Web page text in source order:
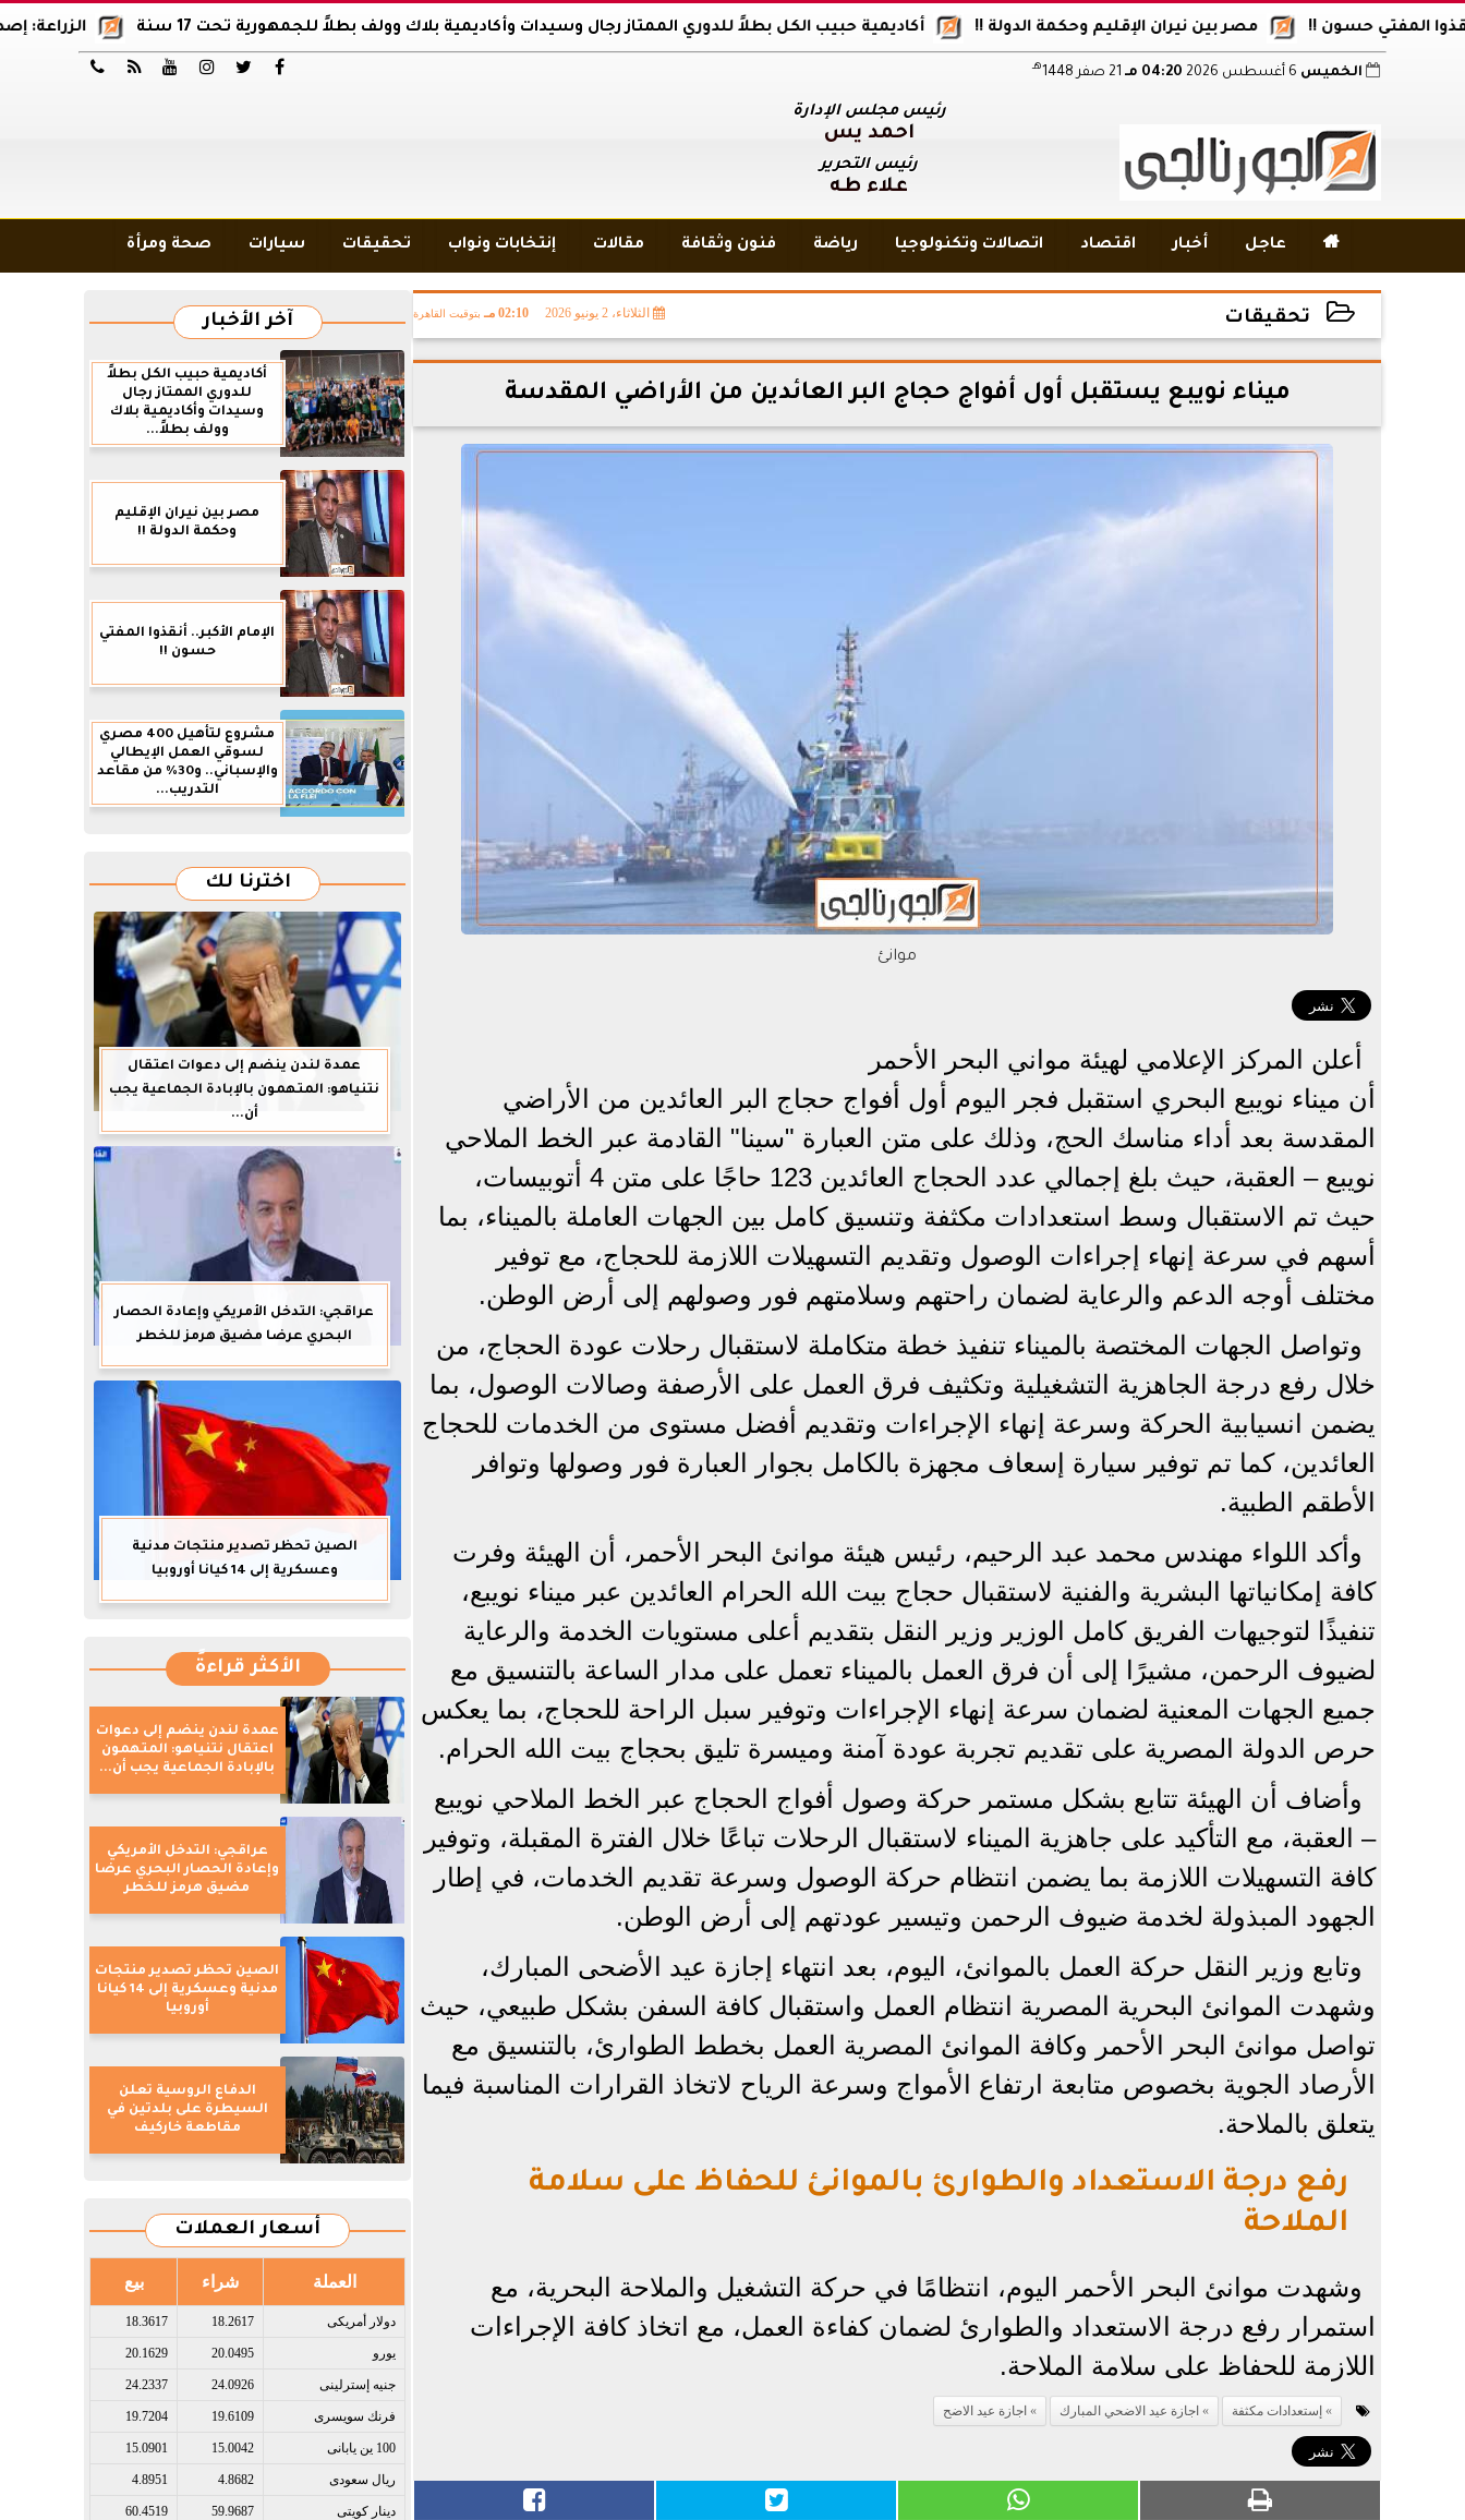
الزراعة: إصدار 12 ألف موافقة وتصريح بالمبيدات خلال 6 شهور أكاديمية حبيب الكل بطلاً للدوري الممتاز رجال وسيدات وأكاديمية بلاك وولف بطلاً للجمهورية تحت 17 سنة مصر بين نيران الإقليم وحكمة الدولة !! حسون !!





 الخميس 04:20 مـ هـ
رئيس مجلس الإدارة
أحمد يس
رئيس التحرير
علاء طه
 عاجل أخبار اقتصاد اتصالات وتكنولوجيا رياضة فنون وثقافة مقالات إنتخابات ونواب تحقيقات سيارات صحة ومرأة
تحقيقات الثلاثاء، 2 يونيو 2026 02:10 مـ بتوقيت القاهرة
2026-06-02 14:10:54
ميناء نويبع يستقبل أول أفواج حجاج البر العائدين من الأراضي المقدسة
موانئ
أعلن المركز الإعلامي لهيئة مواني البحر الأحمر
أن ميناء نويبع البحري استقبل فجر اليوم أول أفواج حجاج البر العائدين من الأراضي
المقدسة بعد أداء مناسك الحج، وذلك على متن العبارة "سينا" القادمة عبر الخط الملاحي
نويبع – العقبة، حيث بلغ إجمالي عدد الحجاج العائدين 123 حاجًا على متن 4 أتوبيسات،
حيث تم الاستقبال وسط استعدادات مكثفة وتنسيق كامل بين الجهات العاملة بالميناء، بما
أسهم في سرعة إنهاء إجراءات الوصول وتقديم التسهيلات اللازمة للحجاج، مع توفير
مختلف أوجه الدعم والرعاية لضمان راحتهم وسلامتهم فور وصولهم إلى أرض الوطن.
وتواصل الجهات المختصة بالميناء تنفيذ خطة متكاملة لاستقبال رحلات عودة الحجاج، من
خلال رفع درجة الجاهزية التشغيلية وتكثيف فرق العمل على الأرصفة وصالات الوصول، بما
يضمن انسيابية الحركة وسرعة إنهاء الإجراءات وتقديم أفضل مستوى من الخدمات للحجاج
العائدين، كما تم توفير سيارة إسعاف مجهزة بالكامل بجوار العبارة فور وصولها وتوافر
الأطقم الطبية.
وأكد اللواء مهندس محمد عبد الرحيم، رئيس هيئة موانئ البحر الأحمر، أن الهيئة وفرت
كافة إمكانياتها البشرية والفنية لاستقبال حجاج بيت الله الحرام العائدين عبر ميناء نويبع،
تنفيذًا لتوجيهات الفريق كامل الوزير وزير النقل بتقديم أعلى مستويات الخدمة والرعاية
لضيوف الرحمن، مشيرًا إلى أن فرق العمل بالميناء تعمل على مدار الساعة بالتنسيق مع
جميع الجهات المعنية لضمان سرعة إنهاء الإجراءات وتوفير سبل الراحة للحجاج، بما يعكس
حرص الدولة المصرية على تقديم تجربة عودة آمنة وميسرة تليق بحجاج بيت الله الحرام.
وأضاف أن الهيئة تتابع بشكل مستمر حركة وصول أفواج الحجاج عبر الخط الملاحي نويبع
– العقبة، مع التأكيد على جاهزية الميناء لاستقبال الرحلات تباعًا خلال الفترة المقبلة، وتوفير
كافة التسهيلات اللازمة بما يضمن انتظام حركة الوصول وسرعة تقديم الخدمات، في إطار
الجهود المبذولة لخدمة ضيوف الرحمن وتيسير عودتهم إلى أرض الوطن.
وتابع وزير النقل حركة العمل بالموانئ، اليوم، بعد انتهاء إجازة عيد الأضحى المبارك،
وشهدت الموانئ البحرية المصرية انتظام العمل واستقبال كافة السفن بشكل طبيعي، حيث
تواصل موانئ البحر الأحمر وكافة الموانئ المصرية العمل بخطط الطوارئ، بالتنسيق مع
الأرصاد الجوية بخصوص متابعة ارتفاع الأمواج وسرعة الرياح لاتخاذ القرارات المناسبة فيما
يتعلق بالملاحة.
رفع درجة الاستعداد والطوارئ بالموانئ للحفاظ على سلامة
الملاحة
وشهدت موانئ البحر الأحمر اليوم، انتظامًا في حركة التشغيل والملاحة البحرية، مع
استمرار رفع درجة الاستعداد والطوارئ لضمان كفاءة العمل، مع اتخاذ كافة الإجراءات
اللازمة للحفاظ على سلامة الملاحة.
إستعدادات مكثفة اجازة عيد الاضحي المبارك اجازة عيد الاضح
آخر الأخبار
أكاديمية حبيب الكل بطلاً
للدوري الممتاز رجال
وسيدات وأكاديمية بلاك
وولف بطلاً...
مصر بين نيران الإقليم
وحكمة الدولة !!
الإمام الأكبر.. أنقذوا المفتي
حسون !!
مشروع لتأهيل 400 مصري
لسوقي العمل الإيطالي
والإسباني.. و30% من مقاعد
التدريب...
اخترنا لك
عمدة لندن ينضم إلى دعوات اعتقال
نتنياهو: المتهمون بالإبادة الجماعية يجب
أن...
عراقجي: التدخل الأمريكي وإعادة الحصار
البحري عرضا مضيق هرمز للخطر
الصين تحظر تصدير منتجات مدنية
وعسكرية إلى 14 كيانا أوروبيا
الأكثر قراءةً
عمدة لندن ينضم إلى دعوات
اعتقال نتنياهو: المتهمون
بالإبادة الجماعية يجب أن...
عراقجي: التدخل الأمريكي
وإعادة الحصار البحري عرضا
مضيق هرمز للخطر
الصين تحظر تصدير منتجات
مدنية وعسكرية إلى 14 كيانا
أوروبيا
الدفاع الروسية تعلن
السيطرة على بلدتين في
مقاطعة خاركيف
أسعار العملات
العملة شراء بيع
دولار أمريكى​ 18.2617
18.3617
يورو​ 20.0495
20.1629
جنيه إسترلينى​ 24.0926
24.2337
فرنك سويسرى​ 19.6109
19.7204
100 ين يابانى​ 15.0042
15.0901
ريال سعودى​ 4.8682
4.8951
دينار كويتى​ 59.9687
60.4519